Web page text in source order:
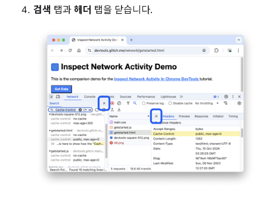
검색 탭과 헤더 탭을 닫습니다.